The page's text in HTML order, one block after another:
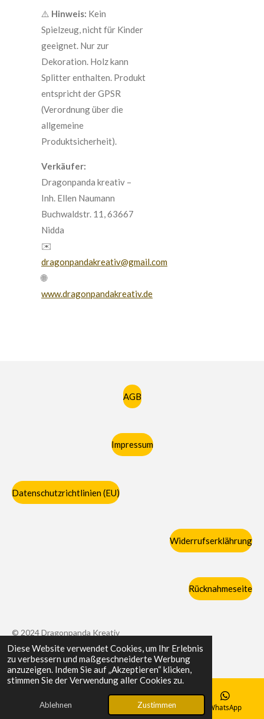
Diese Website verwendet Cookies, um Ihr Erlebnis
zu verbessern und maßgeschneiderte Werbung
anzuzeigen. Indem Sie auf „Akzeptieren“ klicken,
stimmen Sie der Verwendung aller Cookies zu.
Ablehnen Zustimmen
⚠️ Hinweis: Kein
Spielzeug, nicht für Kinder
geeignet. Nur zur
Dekoration. Holz kann
Splitter enthalten. Produkt
entspricht der GPSR
(Verordnung über die
allgemeine
Produktsicherheit).
Verkäufer:
Dragonpanda kreativ –
Inh. Ellen Naumann
Buchwaldstr. 11, 63667
Nidda
✉️
dragonpandakreativ@gmail.com
🌐
www.dragonpandakreativ.de
AGB
Impressum
Datenschutzrichtlinien (EU)
Widerrufserklährung
Rücknahmeseite
© 2024 Dragonpanda Kreativ
Mit Unterstützung vonWebador
E-Mail Karte WhatsApp